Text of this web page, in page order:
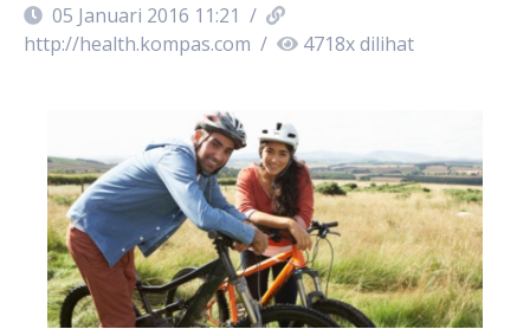
05 Januari 2016 11:21 /
http://health.kompas.com / 4718x dilihat